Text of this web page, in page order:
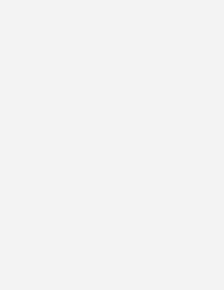
ab“